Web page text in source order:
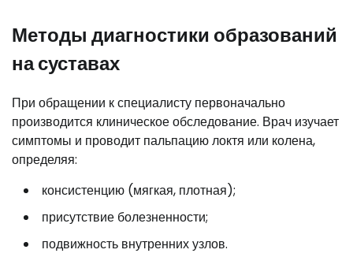
Методы диагностики образований
на суставах
При обращении к специалисту первоначально
производится клиническое обследование. Врач изучает
симптомы и проводит пальпацию локтя или колена,
определяя:
консистенцию (мягкая, плотная);
присутствие болезненности;
подвижность внутренних узлов.